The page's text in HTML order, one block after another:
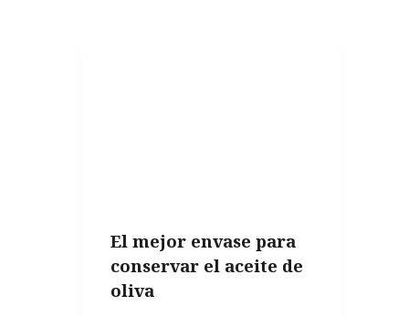
El mejor envase para
conservar el aceite de
oliva